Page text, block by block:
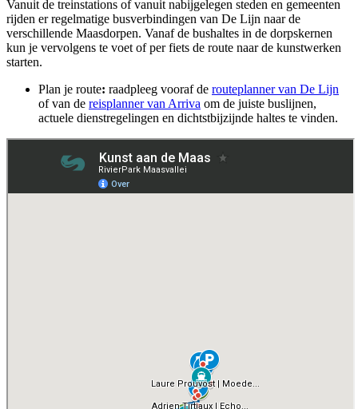
Vanuit de treinstations of vanuit nabijgelegen steden en gemeenten
rijden er regelmatige busverbindingen van De Lijn naar de
verschillende Maasdorpen. Vanaf de bushaltes in de dorpskernen
kun je vervolgens te voet of per fiets de route naar de kunstwerken
starten.
Plan je route: raadpleeg vooraf de routeplanner van De Lijn
of van de reisplanner van Arriva om de juiste buslijnen,
actuele dienstregelingen en dichtstbijzijnde haltes te vinden.